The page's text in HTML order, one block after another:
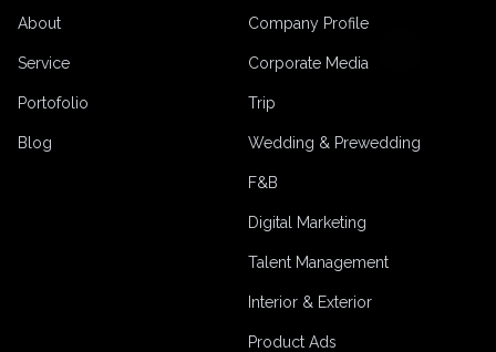
About
Service
Portofolio
Blog
Company Profile
Corporate Media
Trip
Wedding & Prewedding
F&B
Digital Marketing
Talent Management
Interior & Exterior
Product Ads